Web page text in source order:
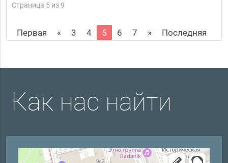
Страница 5 из 9
Первая « 3 4 5 6 7 » Последняя
Как нас найти